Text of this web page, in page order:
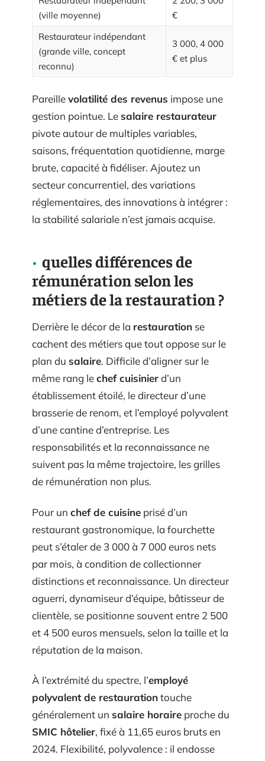
(ville moyenne)
€
Restaurateur indépendant
(grande ville, concept
reconnu)
3 000, 4 000
€ et plus
Pareillevolatilité des revenus impose une
gestion pointue. Lesalaire restaurateur
pivote autour de multiples variables,
saisons, fréquentation quotidienne, marge
brute, capacité à fidéliser. Ajoutez un
secteur concurrentiel, des variations
réglementaires, des innovations à intégrer :
la stabilité salariale n’est jamais acquise.
quelles différences de
rémunération selon les
métiers de la restauration ?
Derrière le décor de la restauration se
cachent des métiers que tout oppose sur le
plan du salaire. Difficile d’aligner sur le
même rang lechef cuisinierd’un
établissement étoilé, le directeur d’une
brasserie de renom, et l’employé polyvalent
d’une cantine d’entreprise. Les
responsabilités et la reconnaissance ne
suivent pas la même trajectoire, les grilles
de rémunération non plus.
Pour un chef de cuisine prisé d’un
restaurant gastronomique, la fourchette
peut s’étaler de 3 000 à 7 000 euros nets
par mois, à condition de collectionner
distinctions et reconnaissance. Un directeur
aguerri, dynamiseur d’équipe, bâtisseur de
clientèle, se positionne souvent entre 2 500
et 4 500 euros mensuels, selon la taille et la
réputation de la maison.
À l’extrémité du spectre, l’employé
polyvalent de restaurationtouche
généralement un salaire horaire proche du
SMIC hôtelier, fixé à 11,65 euros bruts en
2024. Flexibilité, polyvalence : il endosse